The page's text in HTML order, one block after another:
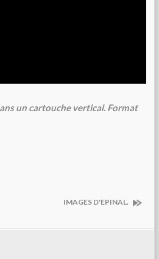
un cartouche vertical. Format
IMAGES D'EPINAL.